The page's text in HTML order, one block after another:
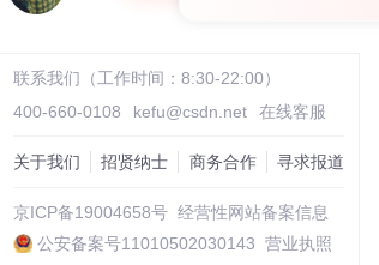
联系我们（工作时间：8:30-22:00）
400-660-0108
kefu@csdn.net 在线客服
关于我们 招贤纳士 商务合作 寻求报道
京ICP备19004658号 经营性网站备案信息
公安备案号11010502030143 营业执照